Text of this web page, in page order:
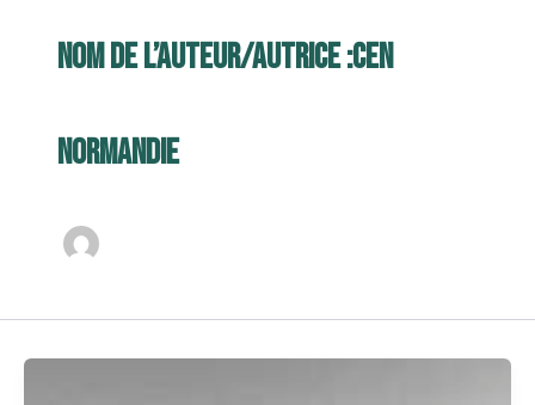
Nom de l’auteur/autrice :CEN
Normandie